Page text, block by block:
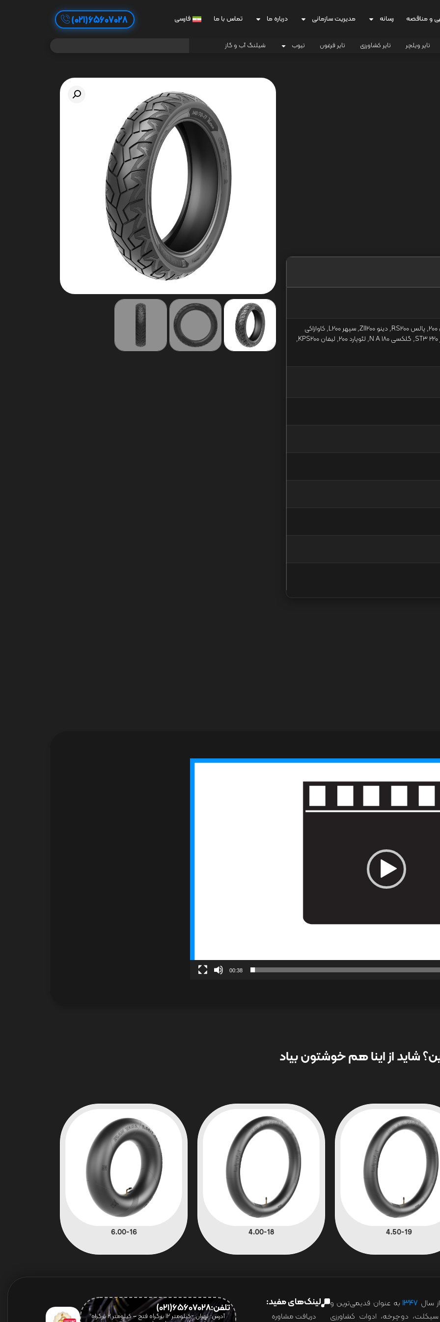
و مناقصه رسانه مدیریت سازمانی درباره ما تماس با ما فارسی 65607028(021)
تایر ویلچر تایر کشاورزی تایر فرغون تیوب شیلنگ آب و گاز
آپاچیRTR 200, بنلی 180 S, پالس 200, پالس RS200, دینو ZII200, سپهر L200, کاوازاکی
NINJA249SL, کویر N2 230, کویر ST3 220, گلکسی N A 180, لئوپارد 200, لیفان KPS200,
00:38
شاید از اینا هم خوشتون بیاد
4.50-19
4.00-18
6.00-16
از سال ۱۳۴۷ به عنوان قدیمی‌ترین و
سیکلت، دوچرخه، ادوات کشاورزی
لینک‌های مفید:
دریافت مشاوره
تلفن:65607028(021)
آدرس: تهران -کیلومتر 12 بزرگراه فتح – کیلومتر ۲ بزرگراه